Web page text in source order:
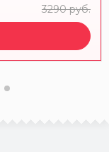
3290 руб.